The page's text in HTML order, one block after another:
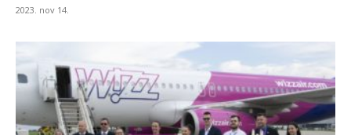
2023. nov 14.